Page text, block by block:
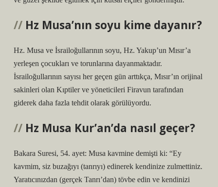
Hz Musa’nın soyu kime dayanır?
Hz. Musa ve İsrailoğullarının soyu, Hz. Yakup’un Mısır’a
yerleşen çocukları ve torunlarına dayanmaktadır.
İsrailoğullarının sayısı her geçen gün arttıkça, Mısır’ın orijinal
sakinleri olan Kıptiler ve yöneticileri Firavun tarafından
giderek daha fazla tehdit olarak görülüyordu.
Hz Musa Kur’an’da nasıl geçer?
Bakara Suresi, 54. ayet: Musa kavmine demişti ki: “Ey
kavmim, siz buzağıyı (tanrıyı) edinerek kendinize zulmettiniz.
Yaratıcınızdan (gerçek Tanrı’dan) tövbe edin ve kendinizi